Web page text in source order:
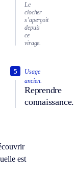
Le
clocher
s’aperçoit
depuis
ce
virage.
Usage
ancien.
Reprendre
connaissance.
5
est